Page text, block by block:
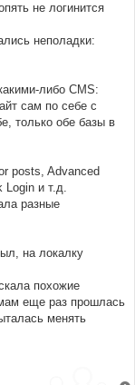
не логинится
неполадки:
либо CMS:
сам по себе с
только обе базы в
posts, Advanced
Login и т.д.
разные
на локалку
похожие
еще раз прошлась
менять